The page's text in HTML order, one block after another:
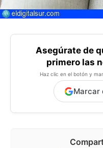
Asegúrate de
primero las
Haz clic en el botón y
Marcar